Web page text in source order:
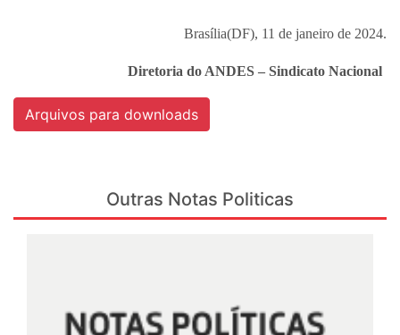
Brasília(DF), 11 de janeiro de 2024.
Diretoria do ANDES – Sindicato Nacional
Arquivos para downloads
Outras Notas Politicas